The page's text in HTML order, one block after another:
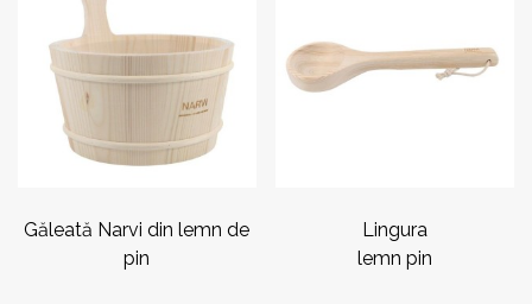
Găleată Narvi din lemn de
pin
Lingura
lemn pin